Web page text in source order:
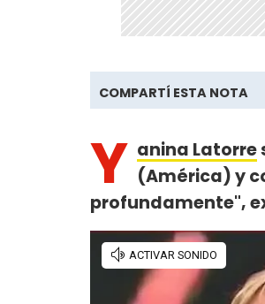
COMPARTÍ ESTA NOTA
Y anina Latorre
(América) y
profundamente",